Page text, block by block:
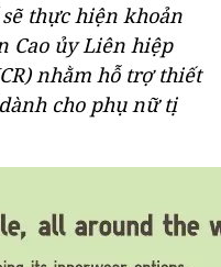
thực hiện khoản
Cao ủy Liên hiệp
nhằm hỗ trợ thiết
cho phụ nữ tị